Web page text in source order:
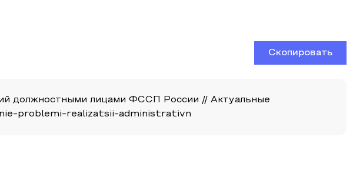
Скопировать
должностными лицами ФССП России // Актуальные
problemi-realizatsii-administrativn